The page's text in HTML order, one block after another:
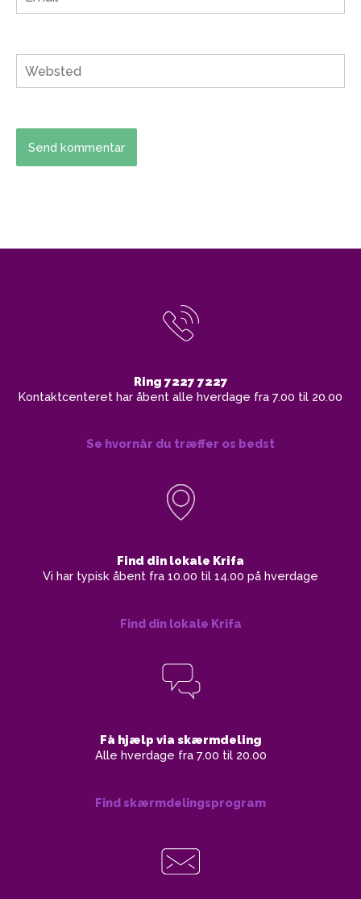
Ring 7227 7227
Kontaktcenteret har åbent alle hverdage fra 7.00 til 20.00
Se hvornår du træffer os bedst
Find din lokale Krifa
Vi har typisk åbent fra 10.00 til 14.00 på hverdage
Find din lokale Krifa
Få hjælp via skærmdeling
Alle hverdage fra 7.00 til 20.00
Find skærmdelingsprogram